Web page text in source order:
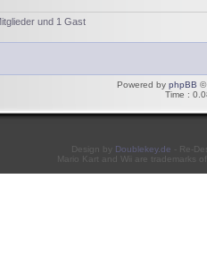
und 1 Gast
Powered by phpBB ©
Time :
Design by Doublekey.de - Re-
Mario Kart and Wii are trademarks